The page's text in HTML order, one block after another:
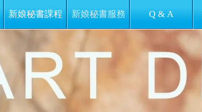
新娘秘書課程 新娘秘書服務 Q & A